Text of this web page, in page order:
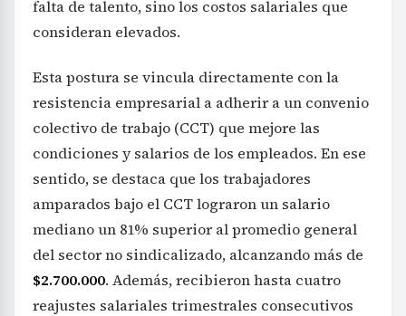
falta de talento, sino los costos salariales que
consideran elevados.
Esta postura se vincula directamente con la
resistencia empresarial a adherir a un convenio
colectivo de trabajo (CCT) que mejore las
condiciones y salarios de los empleados. En ese
sentido, se destaca que los trabajadores
amparados bajo el CCT lograron un salario
mediano un 81% superior al promedio general
del sector no sindicalizado, alcanzando más de
$2.700.000. Además, recibieron hasta cuatro
reajustes salariales trimestrales consecutivos